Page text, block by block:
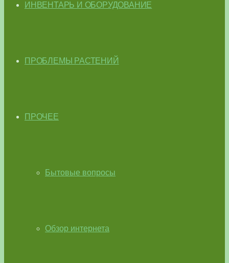
ИНВЕНТАРЬ И ОБОРУДОВАНИЕ
ПРОБЛЕМЫ РАСТЕНИЙ
ПРОЧЕЕ
Бытовые вопросы
Обзор интернета